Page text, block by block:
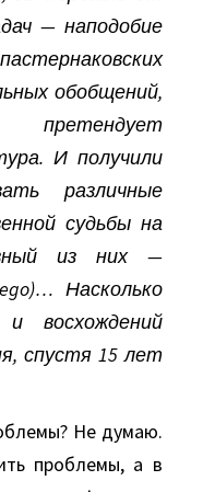
— наподобие
обобщений,
И получили
различные
судьбы на
из них —
Насколько
восхождений
спустя 15 лет
Не думаю.
проблемы, а в